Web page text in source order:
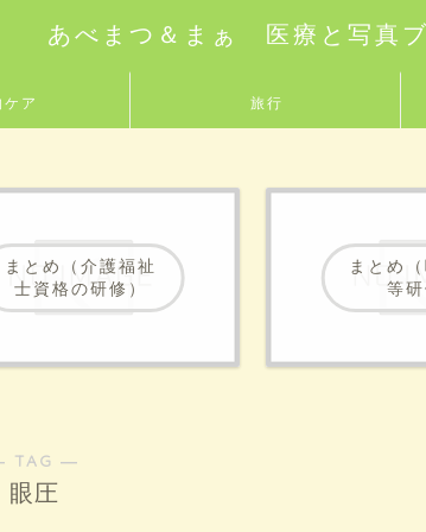
あべまつ＆まぁ 医療と写真
ア 旅行
まとめ（介護福祉
士資格の研修）
まとめ
等研
TAG ―
眼圧